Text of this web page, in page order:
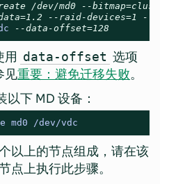
/dev/md0 --
--raid-devices=1 --
--data-offset=128
用 data-offset 选项
见重要：避免迁移失败。
以下 MD 设备：
md0 /dev/vdc
以上的节点组成，请在该
点上执行此步骤。